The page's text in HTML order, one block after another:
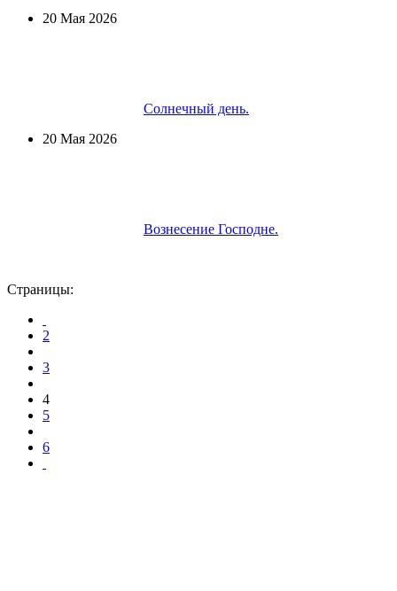
20 Мая 2026
Солнечный день.
20 Мая 2026
Вознесение Господне.
Страницы:
2
3
4
5
6